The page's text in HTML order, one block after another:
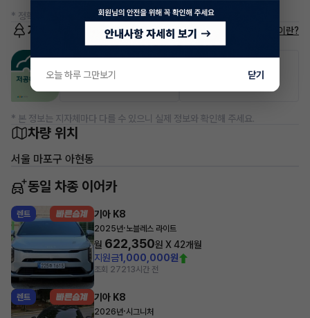
* 정확한 정보는 판매자와 반드시 확인하시기 바랍니다.
저공해차량 정보 저공해차량이란?
50% 할인
* 본 정보는 지자체마다 다를 수 있으니 실제 정보와 확인해 주세요.
차량 위치
서울 마포구 아현동
동일 차종 이어카
렌트 기아 K8
2025년·노블레스 라이트
월 622,350원 X42개월
지원금1,000,000원
조회 27213시간 전
렌트 기아 K8
2026년·시그니처
오늘 하루 그만보기 닫기